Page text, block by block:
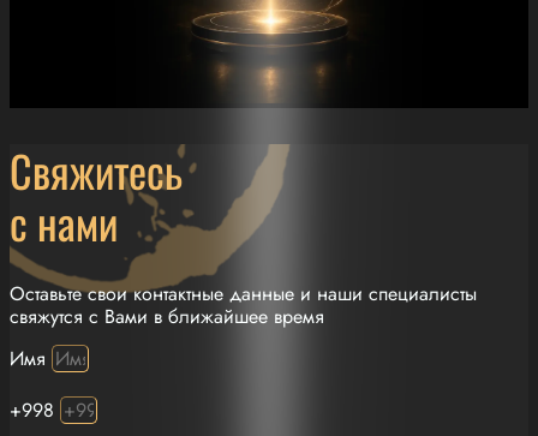
Свяжитесь
с нами
Оставьте свои контактные данные и наши специалисты
свяжутся с Вами в ближайшее время
Имя
+998